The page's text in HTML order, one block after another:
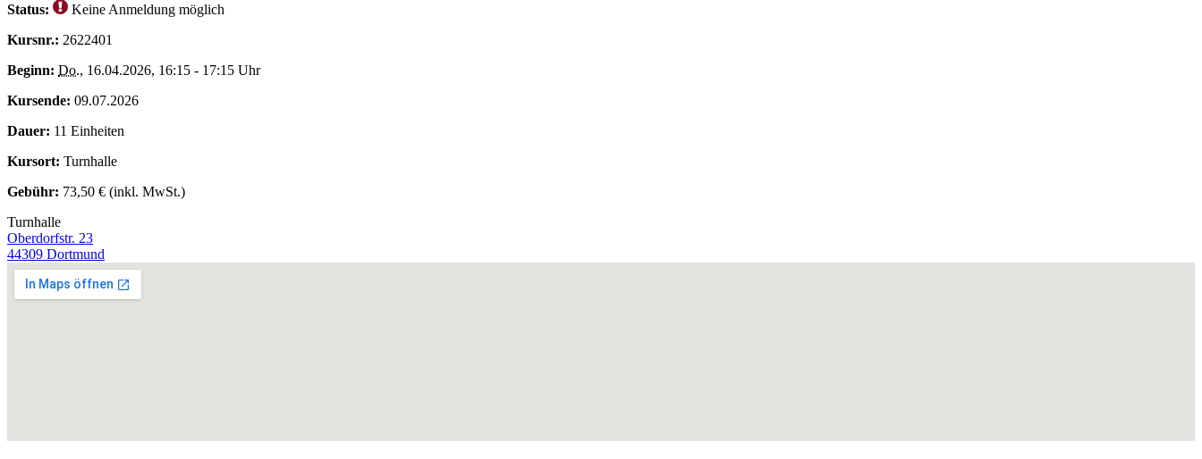
Status:
Keine Anmeldung möglich
Kursnr.: 2622401
Beginn: Do., 16.04.2026, 16:15 - 17:15 Uhr
Kursende: 09.07.2026
Dauer: 11 Einheiten
Kursort: Turnhalle
Gebühr: 73,50 € (inkl. MwSt.)
Turnhalle
Oberdorfstr. 23
44309 Dortmund